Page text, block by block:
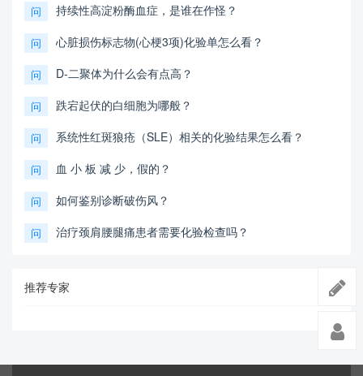
问 持续性高淀粉酶血症，是谁在作怪？
问 心脏损伤标志物(心梗3项)化验单怎么看？
问 D-二聚体为什么会有点高？
问 跌宕起伏的白细胞为哪般？
问 系统性红斑狼疮（SLE）相关的化验结果怎么看？
问 血 小 板 减 少，假的？
问 如何鉴别诊断破伤风？
问 治疗颈肩腰腿痛患者需要化验检查吗？
推荐专家